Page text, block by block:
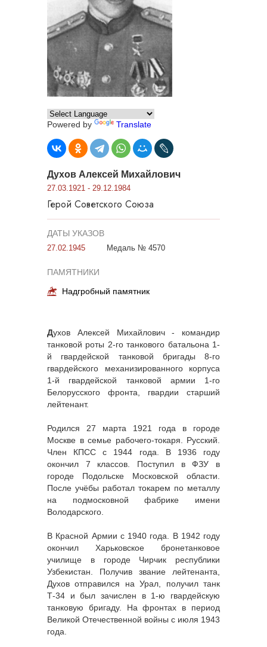
Powered by Translate
Духов Алексей Михайлович
27.03.1921 - 29.12.1984
Герой Советского Союза
ДАТЫ УКАЗОВ
27.02.1945 Медаль № 4570
ПАМЯТНИКИ
Надгробный памятник
Духов Алексей Михайлович - командир
танковой роты 2-го танкового батальона 1-
й гвардейской танковой бригады 8-го
гвардейского механизированного корпуса
1-й гвардейской танковой армии 1-го
Белорусского фронта, гвардии старший
лейтенант.
Родился 27 марта 1921 года в городе
Москве в семье рабочего-токаря. Русский.
Член КПСС с 1944 года. В 1936 году
окончил 7 классов. Поступил в ФЗУ в
городе Подольске Московской области.
После учёбы работал токарем по металлу
на подмосковной фабрике имени
Володарского.
В Красной Армии с 1940 года. В 1942 году
окончил Харьковское бронетанковое
училище в городе Чирчик республики
Узбекистан. Получив звание лейтенанта,
Духов отправился на Урал, получил танк
Т-34 и был зачислен в 1-ю гвардейскую
танковую бригаду. На фронтах в период
Великой Отечественной войны с июля 1943
года.